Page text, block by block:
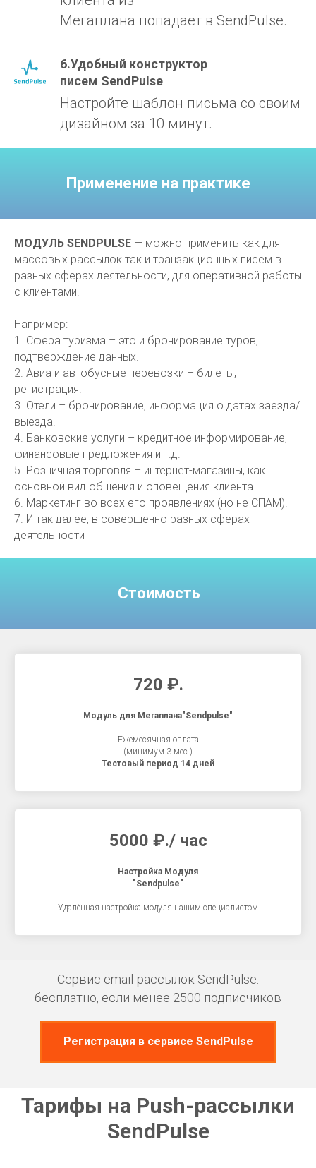
Мегаплана попадает в SendPulse.
6.Удобный конструктор
писем SendPulse
Настройте шаблон письма со своим
дизайном за 10 минут.
Применение на практике
МОДУЛЬ SENDPULSE — можно применить как для
массовых рассылок так и транзакционных писем в
разных сферах деятельности, для оперативной работы
с клиентами.
Например:
1. Сфера туризма – это и бронирование туров,
подтверждение данных.
2. Авиа и автобусные перевозки – билеты,
регистрация.
3. Отели – бронирование, информация о датах заезда/
выезда.
4. Банковские услуги – кредитное информирование,
финансовые предложения и т.д.
5. Розничная торговля – интернет-магазины, как
основной вид общения и оповещения клиента.
6. Маркетинг во всех его проявлениях (но не СПАМ).
7. И так далее, в совершенно разных сферах
деятельности
Стоимость
720 ₽.
Модуль для Мегаплана"Sendpulse"
Ежемесячная оплата
(минимум 3 мес )
Тестовый период 14 дней
5000 ₽./ час
Настройка Модуля
"Sendpulse"
Удалённая настройка модуля нашим специалистом
Сервис email-рассылок SendPulse:
бесплатно, если менее 2500 подписчиков
Регистрация в сервисе SendPulse
Тарифы на Push-рассылки
SendPulse